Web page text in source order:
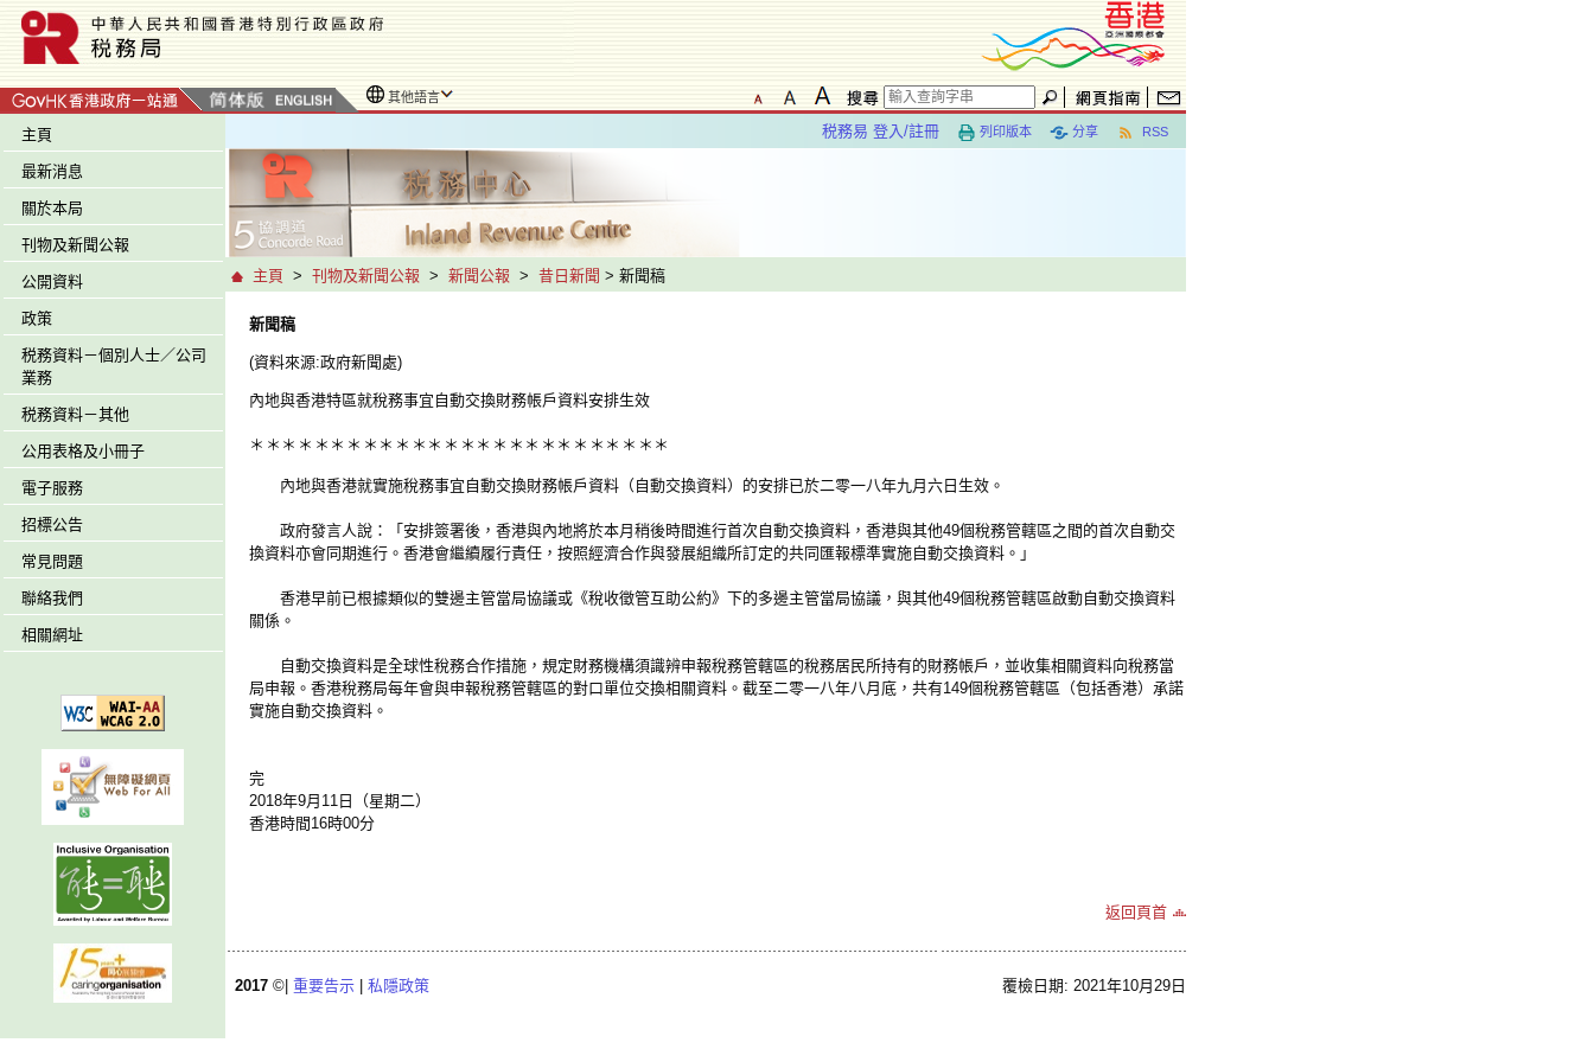
其他語言
主頁
最新消息
關於本局
刊物及新聞公報
公開資料
政策
税務資料－個別人士／公司
業務
税務資料－其他
公用表格及小冊子
電子服務
招標公告
常見問題
聯絡我們
相關網址
RSS
分享
列印版本
税務易 登入/註冊
主頁 > 刊物及新聞公報 > 新聞公報 > 昔日新聞 > 新聞稿
新聞稿
(資料來源:政府新聞處)
內地與香港特區就稅務事宜自動交換財務帳戶資料安排生效
＊ ＊ ＊ ＊ ＊ ＊ ＊ ＊ ＊ ＊ ＊ ＊ ＊ ＊ ＊ ＊ ＊ ＊ ＊ ＊ ＊ ＊ ＊ ＊ ＊ ＊
內地與香港就實施稅務事宜自動交換財務帳戶資料（自動交換資料）的安排已於二零一八年九月六日生效。
政府發言人說：「安排簽署後，香港與內地將於本月稍後時間進行首次自動交換資料，香港與其他49個稅務管轄區之間的首次自動交
換資料亦會同期進行。香港會繼續履行責任，按照經濟合作與發展組織所訂定的共同匯報標準實施自動交換資料。」
香港早前已根據類似的雙邊主管當局協議或《稅收徵管互助公約》下的多邊主管當局協議，與其他49個稅務管轄區啟動自動交換資料
關係。
自動交換資料是全球性稅務合作措施，規定財務機構須識辨申報稅務管轄區的稅務居民所持有的財務帳戶，並收集相關資料向稅務當
局申報。香港稅務局每年會與申報稅務管轄區的對口單位交換相關資料。截至二零一八年八月底，共有149個稅務管轄區（包括香港）承諾
實施自動交換資料。
完
2018年9月11日（星期二）
香港時間16時00分
返回頁首
2017 ©| 重要告示 私隱政策 覆檢日期: 2021年10月29日